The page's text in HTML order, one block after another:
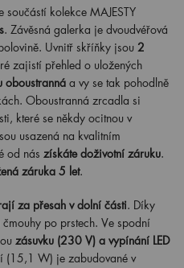
kolekce MAJESTY
. Závěsná galerka je dvoudvéřová
Uvnitř skříňky jsou 2
zajistí přehled o uložených
oboustranná a vy se tak pohodlně
Oboustranná zrcadla si
které se někdy ocitnou v
usazená na kvalitním
od nás získáte doživotní záruku.
záruka 5 let.
za přesah v dolní části. Díky
po prstech. Ve spodní
zásuvku (230 V) a vypínání LED
(15,1 W) je zabudované v